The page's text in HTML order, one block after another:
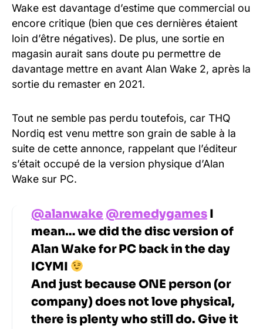
Wake est davantage d’estime que commercial ou
encore critique (bien que ces dernières étaient
loin d’être négatives). De plus, une sortie en
magasin aurait sans doute pu permettre de
davantage mettre en avant Alan Wake 2, après la
sortie du remaster en 2021.
Tout ne semble pas perdu toutefois, car THQ
Nordiq est venu mettre son grain de sable à la
suite de cette annonce, rappelant que l’éditeur
s’était occupé de la version physique d’Alan
Wake sur PC.
@alanwake @remedygames I
mean… we did the disc version of
Alan Wake for PC back in the day
ICYMI
And just because ONE person (or
company) does not love physical,
there is plenty who still do. Give it